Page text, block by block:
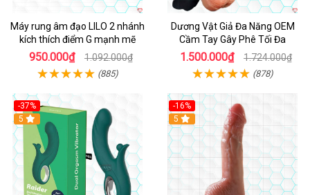
Máy rung âm đạo LILO 2 nhánh
kích thích điểm G mạnh mẽ
950.000₫ 1.092.000₫
(885)
Dương Vật Giả Đa Năng OEM
Cầm Tay Gây Phê Tối Đa
1.500.000₫ 1.724.000₫
(878)
-37%
Hot
5
-16%
Hot
5